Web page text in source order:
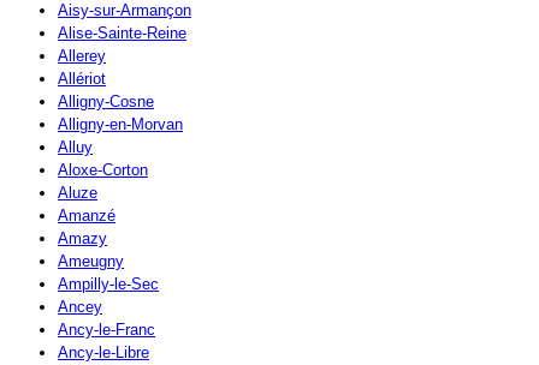
Aisy-sur-Armançon
Alise-Sainte-Reine
Allerey
Allériot
Alligny-Cosne
Alligny-en-Morvan
Alluy
Aloxe-Corton
Aluze
Amanzé
Amazy
Ameugny
Ampilly-le-Sec
Ancey
Ancy-le-Franc
Ancy-le-Libre